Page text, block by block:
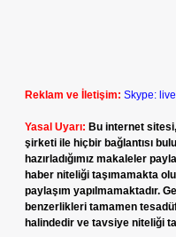
Reklam ve İletişim: Skype:
Yasal Uyarı: Bu internet
şirketi ile hiçbir bağlantısı
hazırladığımız makaleler
haber niteliği taşımamakta
paylaşım yapılmamaktadır.
benzerlikleri tamamen
halindedir ve tavsiye niteliği